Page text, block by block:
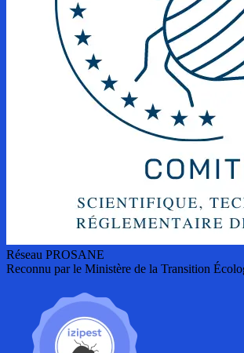
Réseau PROSANE
Reconnu par le Ministère de la Transition